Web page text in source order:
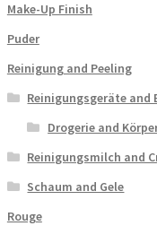
Make-Up Finish
Puder
Reinigung and Peeling
Reinigungsgeräte and
Drogerie and
Reinigungsmilch and
Schaum and Gele
Rouge